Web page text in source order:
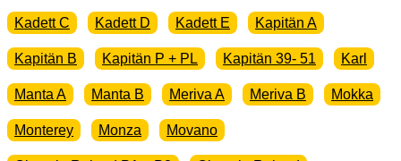
Kadett C Kadett D Kadett E Kapitän A
Kapitän B Kapitän P + PL Kapitän 39- 51 Karl
Manta A Manta B Meriva A Meriva B Mokka
Monterey Monza Movano